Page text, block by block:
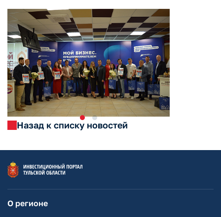
Назад к списку новостей
О регионе